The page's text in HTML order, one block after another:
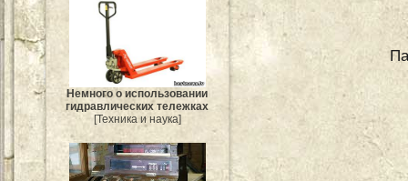
Немного о использовании
гидравлических тележках
[Техника и наука]